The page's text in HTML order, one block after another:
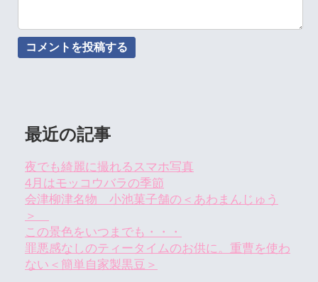
最近の記事
夜でも綺麗に撮れるスマホ写真
4月はモッコウバラの季節
会津柳津名物 小池菓子舗の＜あわまんじゅう
＞
この景色をいつまでも・・・
罪悪感なしのティータイムのお供に。重曹を使わ
ない＜簡単自家製黒豆＞